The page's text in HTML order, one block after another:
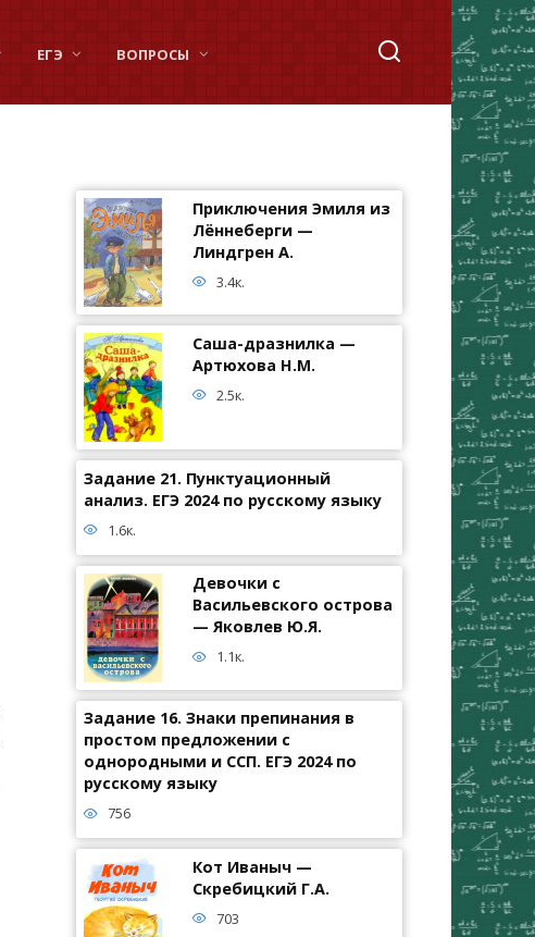
ЕГЭ ВОПРОСЫ
Приключения Эмиля из
Лённеберги —
Линдгрен А.
3.4к.
Саша-дразнилка —
Артюхова Н.М.
2.5к.
Задание 21. Пунктуационный
анализ. ЕГЭ 2024 по русскому языку
1.6к.
Девочки с
Васильевского острова
— Яковлев Ю.Я.
1.1к.
Задание 16. Знаки препинания в
простом предложении с
однородными и ССП. ЕГЭ 2024 по
русскому языку
756
Кот Иваныч —
Скребицкий Г.А.
703